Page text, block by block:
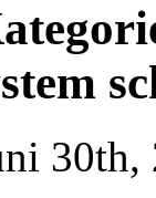
30th,